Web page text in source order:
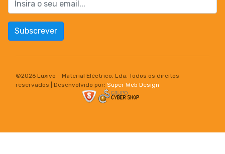
Subscrever
©2026 Luxivo - Material Eléctrico, Lda. Todos os direitos
reservados | Desenvolvido por: Super Web Design